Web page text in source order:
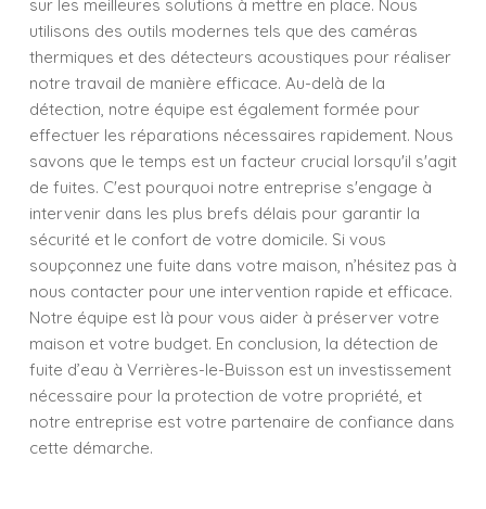
sur les meilleures solutions à mettre en place. Nous
utilisons des outils modernes tels que des caméras
thermiques et des détecteurs acoustiques pour réaliser
notre travail de manière efficace. Au-delà de la
détection, notre équipe est également formée pour
effectuer les réparations nécessaires rapidement. Nous
savons que le temps est un facteur crucial lorsqu'il s'agit
de fuites. C'est pourquoi notre entreprise s'engage à
intervenir dans les plus brefs délais pour garantir la
sécurité et le confort de votre domicile. Si vous
soupçonnez une fuite dans votre maison, n’hésitez pas à
nous contacter pour une intervention rapide et efficace.
Notre équipe est là pour vous aider à préserver votre
maison et votre budget. En conclusion, la détection de
fuite d’eau à Verrières-le-Buisson est un investissement
nécessaire pour la protection de votre propriété, et
notre entreprise est votre partenaire de confiance dans
cette démarche.